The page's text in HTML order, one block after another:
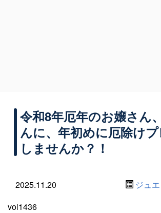
令和8年厄年のお嬢さん
んに、年初めに厄除け
しませんか？！
2025.11.20
ジュ
vol1436